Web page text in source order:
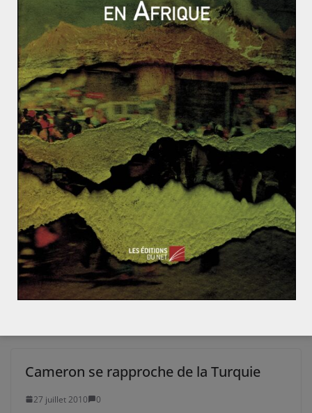
Décolonisations asiatiques : peu de négociations de
paix, mais des guerres éclairs
Pierre Mendès France – Biographie
Rémy SABATHIE
Secrétaire général et rédacteur géopolitique pour Les
Yeux du Monde, Rémy Sabathié est analyste en
stratégie internationale et en cybercriminalité. Il est
diplômé de géopolitique, de géoéconomie et
d’intelligence stratégique.
Cameron se rapproche de la Turquie
27 juillet 2010 0